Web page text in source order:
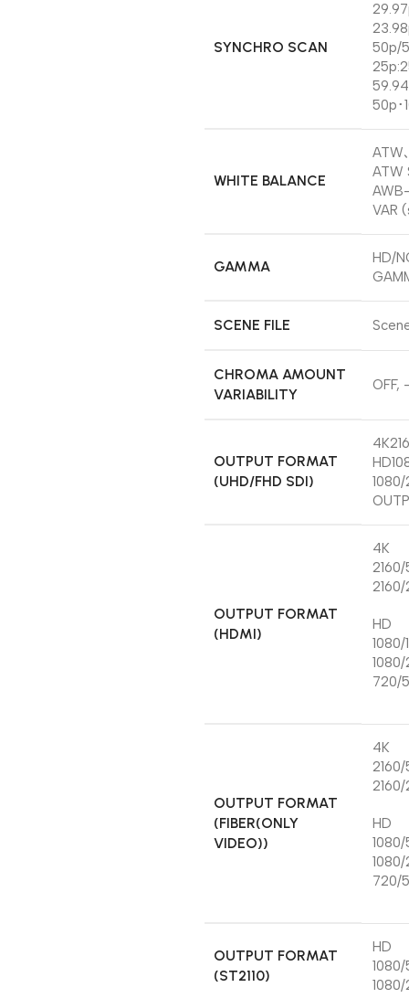
SYNCHRO SCAN
50p/
50p･
WHITE BALANCE
ATW
ATW
VAR
GAMMA
HD/
SCENE FILE
CHROMA AMOUNT
VARIABILITY
OFF,
OUTPUT FORMAT
(UHD/FHD SDI)
OUTPUT FORMAT
(HDMI)
4K
HD
720/
OUTPUT FORMAT
(FIBER(ONLY
VIDEO))
4K
HD
720/
OUTPUT FORMAT
(ST2110)
HD